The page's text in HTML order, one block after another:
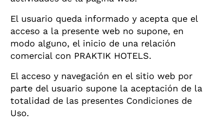
El usuario queda informado y acepta que el
acceso a la presente web no supone, en
modo alguno, el inicio de una relación
comercial con PRAKTIK HOTELS.
El acceso y navegación en el sitio web por
parte del usuario supone la aceptación de la
totalidad de las presentes Condiciones de
Uso.